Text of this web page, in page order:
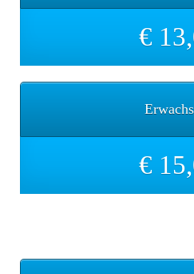
€
€